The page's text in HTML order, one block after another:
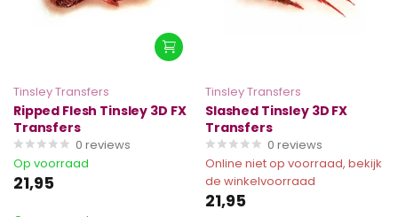
Tinsley Transfers
Ripped Flesh Tinsley 3D FX
Transfers
0 reviews
Op voorraad
21,95
Tinsley Transfers
Slashed Tinsley 3D FX
Transfers
0 reviews
Online niet op voorraad, bekijk
de winkelvoorraad
21,95